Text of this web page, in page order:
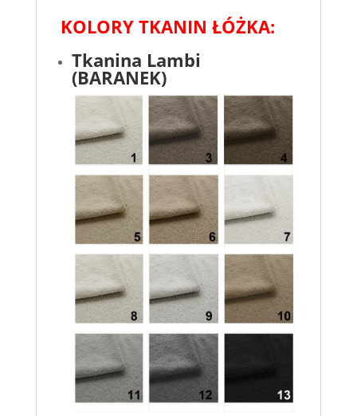
KOLORY TKANIN ŁÓŻKA:
Tkanina Lambi
(BARANEK)